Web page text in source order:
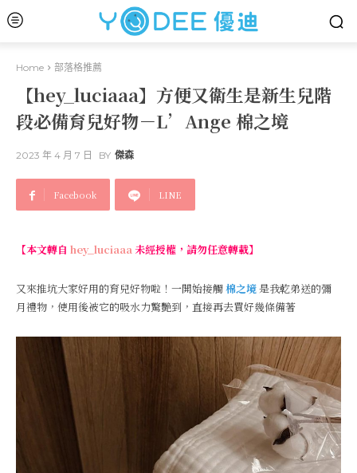
Home 部落格推薦
【hey_luciaaa】方便又衛生是新生兒階
段必備育兒好物－L’Ange 棉之境
2023 年 4 月 7 日 BY 傑森
Facebook LINE
【本文轉自 hey_luciaaa未經授權，請勿任意轉載】
又來推坑大家好用的育兒好物啦！一開始接觸棉之境是我乾弟送的彌
月禮物，使用後被它的吸水力驚艷到，直接再去買好幾條備著